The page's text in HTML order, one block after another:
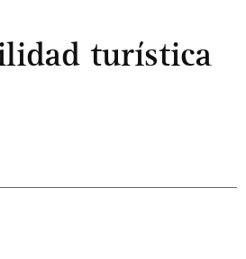
turística